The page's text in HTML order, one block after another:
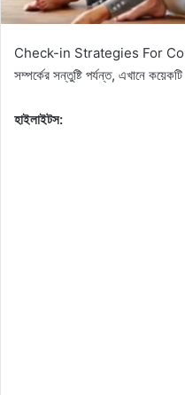
Check-in Strategies For
সম্পর্কের সন্তুষ্টি পর্যন্ত, এখানে
হাইলাইটস: